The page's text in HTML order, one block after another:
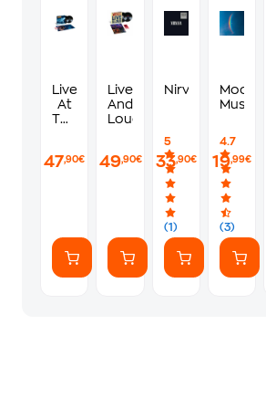
Live
At
The
47,90€
Live
And
Loud
49,90€
Nirvana
5
(1)
33,90€
Moon
Music
4.7
(3)
19,99€